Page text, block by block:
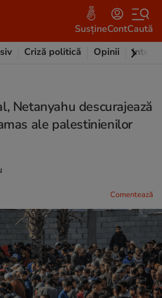
SusțineContCaută
Criză politică Opinii
Netanyahu descurajează
ale palestinienilor
Comentează